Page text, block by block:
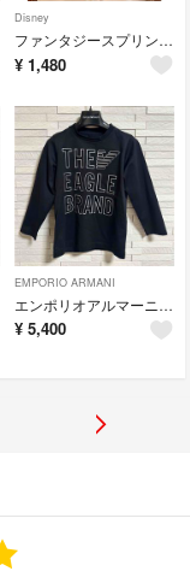
Disney
ファンタジースプリングス アナとエルサ ディズニー アナと雪の女王 ボールペン
¥ 1,480
EMPORIO ARMANI
エンポリオアルマーニ ロンT 4A 106
¥ 5,400